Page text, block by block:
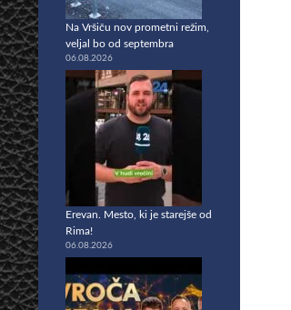
Na Vršiču nov prometni režim,
veljal bo od septembra
06.08.2026
Erevan. Mesto, ki je starejše od
Rima!
06.08.2026